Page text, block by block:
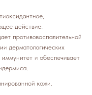
действие.
противовоспалительной
дерматологических
и обеспечивает
кожи.